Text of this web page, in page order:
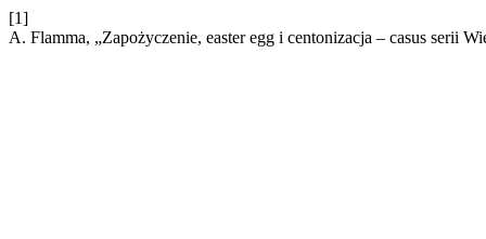
[1]
A. Flamma, „Zapożyczenie, easter egg i centonizacja – casus serii